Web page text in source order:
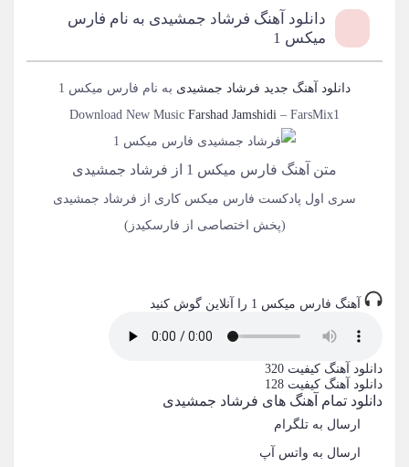
دانلود آهنگ فرشاد جمشیدی به نام فارس
میکس 1
دانلود آهنگ جدید فرشاد جمشیدی به نام فارس میکس 1
Download New Music Farshad Jamshidi – FarsMix1
متن آهنگ فارس میکس 1 از فرشاد جمشیدی
سری اول پادکست فارس میکس کاری از فرشاد جمشیدی
(پخش اختصاصی از فارسکیدز)
آهنگ فارس میکس 1 را آنلاین گوش کنید
دانلود آهنگ کیفیت 320
دانلود آهنگ کیفیت 128
دانلود تمام آهنگ های فرشاد جمشیدی
ارسال به تلگرام
ارسال به واتس آپ